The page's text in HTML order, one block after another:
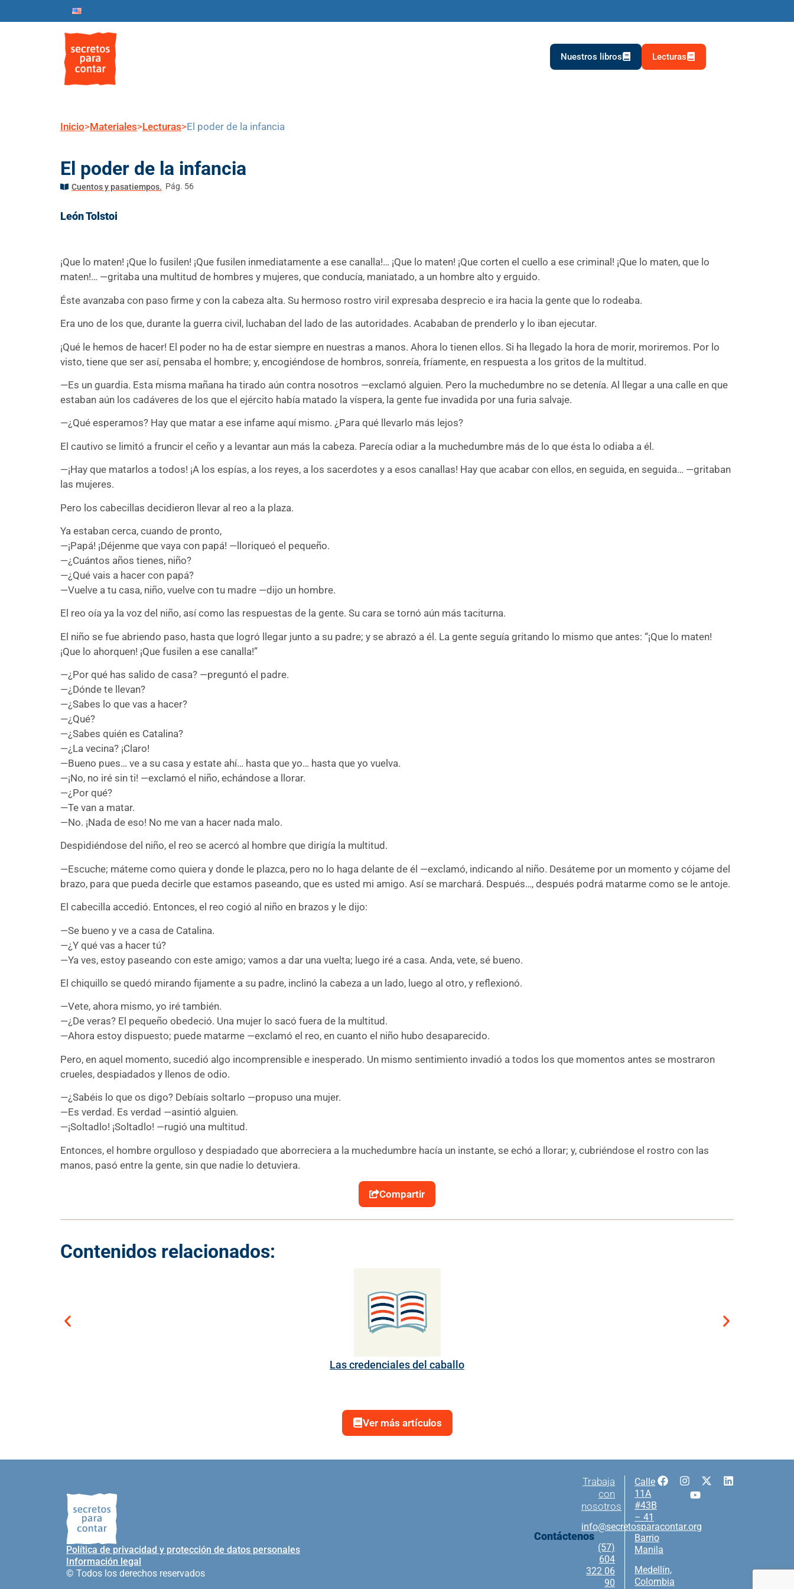
Nuestros libros Lecturas
Inicio>Materiales>Lecturas>El poder de la infancia
El poder de la infancia
Cuentos y pasatiempos. Pág. 56
León Tolstoi
¡Que lo maten! ¡Que lo fusilen! ¡Que fusilen inmediatamente a ese canalla!… ¡Que lo maten! ¡Que corten el cuello a ese criminal! ¡Que lo maten, que lo
maten!… —gritaba una multitud de hombres y mujeres, que conducía, maniatado, a un hombre alto y erguido.
Éste avanzaba con paso firme y con la cabeza alta. Su hermoso rostro viril expresaba desprecio e ira hacia la gente que lo rodeaba.
Era uno de los que, durante la guerra civil, luchaban del lado de las autoridades. Acababan de prenderlo y lo iban ejecutar.
¡Qué le hemos de hacer! El poder no ha de estar siempre en nuestras a manos. Ahora lo tienen ellos. Si ha llegado la hora de morir, moriremos. Por lo
visto, tiene que ser así, pensaba el hombre; y, encogiéndose de hombros, sonreía, fríamente, en respuesta a los gritos de la multitud.
—Es un guardia. Esta misma mañana ha tirado aún contra nosotros —exclamó alguien. Pero la muchedumbre no se detenía. Al llegar a una calle en que
estaban aún los cadáveres de los que el ejército había matado la víspera, la gente fue invadida por una furia salvaje.
—¿Qué esperamos? Hay que matar a ese infame aquí mismo. ¿Para qué llevarlo más lejos?
El cautivo se limitó a fruncir el ceño y a levantar aun más la cabeza. Parecía odiar a la muchedumbre más de lo que ésta lo odiaba a él.
—¡Hay que matarlos a todos! ¡A los espías, a los reyes, a los sacerdotes y a esos canallas! Hay que acabar con ellos, en seguida, en seguida… —gritaban
las mujeres.
Pero los cabecillas decidieron llevar al reo a la plaza.
Ya estaban cerca, cuando de pronto,
—¡Papá! ¡Déjenme que vaya con papá! —lloriqueó el pequeño.
—¿Cuántos años tienes, niño?
—¿Qué vais a hacer con papá?
—Vuelve a tu casa, niño, vuelve con tu madre —dijo un hombre.
El reo oía ya la voz del niño, así como las respuestas de la gente. Su cara se tornó aún más taciturna.
El niño se fue abriendo paso, hasta que logró llegar junto a su padre; y se abrazó a él. La gente seguía gritando lo mismo que antes: “¡Que lo maten!
¡Que lo ahorquen! ¡Que fusilen a ese canalla!”
—¿Por qué has salido de casa? —preguntó el padre.
—¿Dónde te llevan?
—¿Sabes lo que vas a hacer?
—¿Qué?
—¿Sabes quién es Catalina?
—¿La vecina? ¡Claro!
—Bueno pues… ve a su casa y estate ahí… hasta que yo… hasta que yo vuelva.
—¡No, no iré sin ti! —exclamó el niño, echándose a llorar.
—¿Por qué?
—Te van a matar.
—No. ¡Nada de eso! No me van a hacer nada malo.
Despidiéndose del niño, el reo se acercó al hombre que dirigía la multitud.
—Escuche; máteme como quiera y donde le plazca, pero no lo haga delante de él —exclamó, indicando al niño. Desáteme por un momento y cójame del
brazo, para que pueda decirle que estamos paseando, que es usted mi amigo. Así se marchará. Después…, después podrá matarme como se le antoje.
El cabecilla accedió. Entonces, el reo cogió al niño en brazos y le dijo:
—Se bueno y ve a casa de Catalina.
—¿Y qué vas a hacer tú?
—Ya ves, estoy paseando con este amigo; vamos a dar una vuelta; luego iré a casa. Anda, vete, sé bueno.
El chiquillo se quedó mirando fijamente a su padre, inclinó la cabeza a un lado, luego al otro, y reflexionó.
—Vete, ahora mismo, yo iré también.
—¿De veras? El pequeño obedeció. Una mujer lo sacó fuera de la multitud.
—Ahora estoy dispuesto; puede matarme —exclamó el reo, en cuanto el niño hubo desaparecido.
Pero, en aquel momento, sucedió algo incomprensible e inesperado. Un mismo sentimiento invadió a todos los que momentos antes se mostraron
crueles, despiadados y llenos de odio.
—¿Sabéis lo que os digo? Debíais soltarlo —propuso una mujer.
—Es verdad. Es verdad —asintió alguien.
—¡Soltadlo! ¡Soltadlo! —rugió una multitud.
Entonces, el hombre orgulloso y despiadado que aborreciera a la muchedumbre hacía un instante, se echó a llorar; y, cubriéndose el rostro con las
manos, pasó entre la gente, sin que nadie lo detuviera.
Compartir
Contenidos relacionados:
Las credenciales del caballo
Ver más artículos
Política de privacidad y protección de datos personales
Información legal
© Todos los derechos reservados
Contáctenos
Trabaja
con
nosotros
info@secretosparacontar.org
(57)
604
322 06
90
Calle
11A
#43B
– 41
Barrio
Manila
Medellín,
Colombia